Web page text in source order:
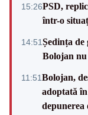
15:26PSD,
într-o
14:51Ședința de
Bolojan nu
11:51Bolojan,
adoptată
depunerea